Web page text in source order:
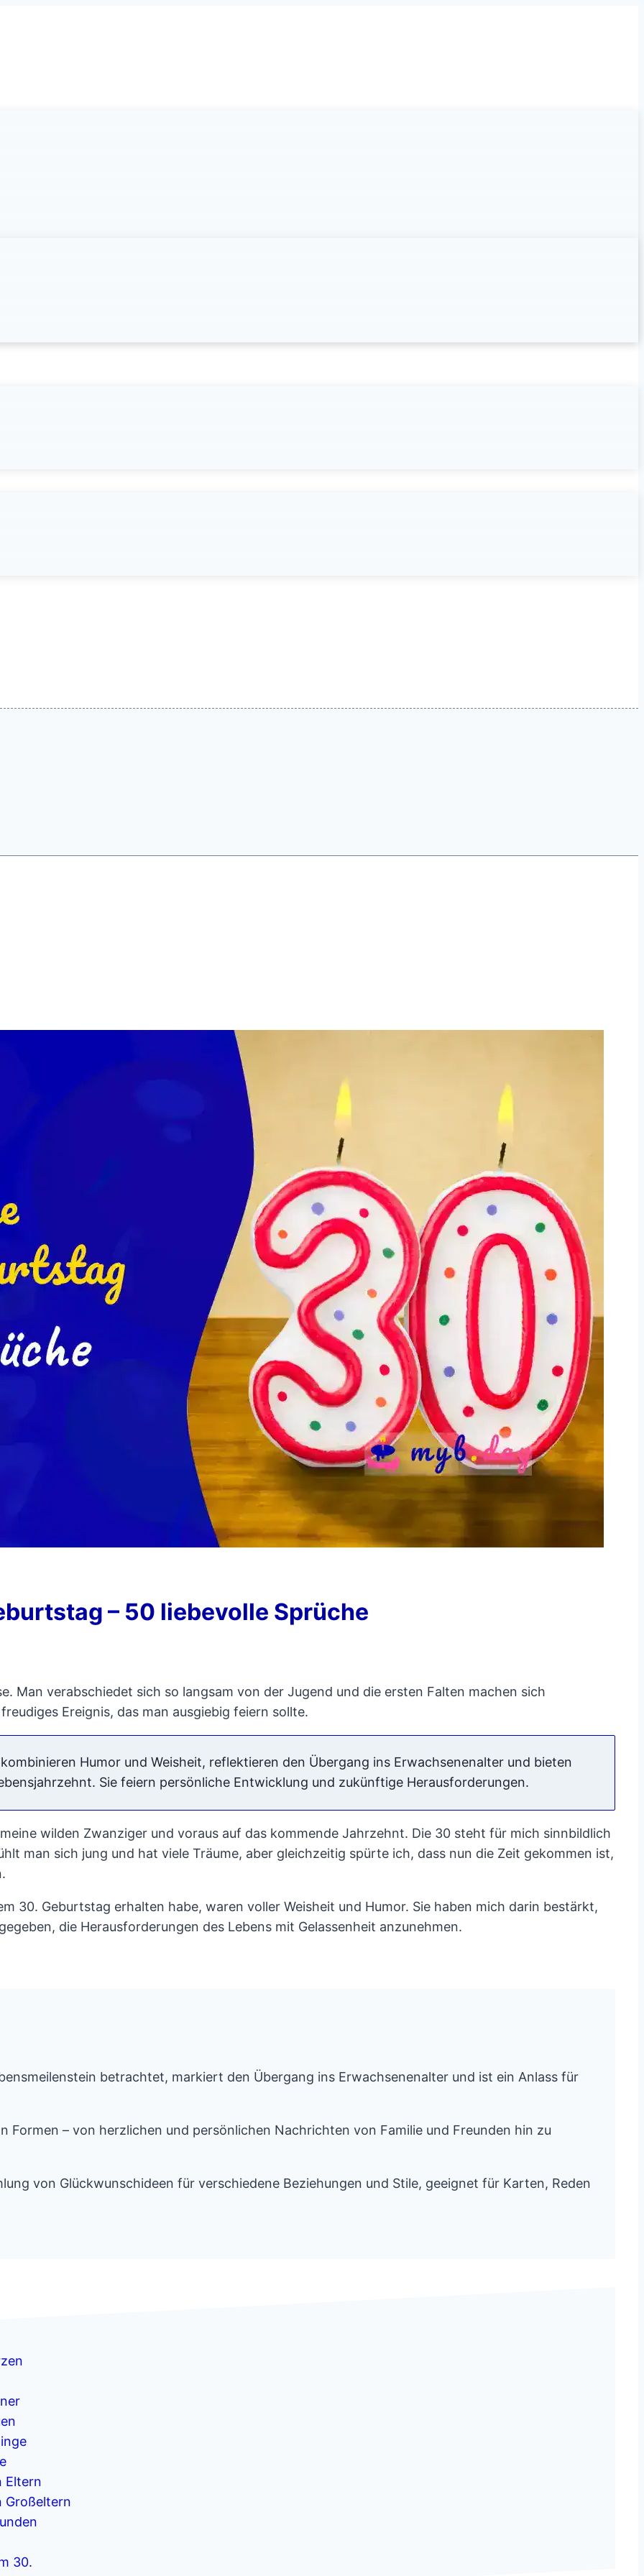
– 50 liebevolle Sprüche
Man verabschiedet sich so langsam von der Jugend und die ersten Falten machen sich
Ereignis, das man ausgiebig feiern sollte.
Humor und Weisheit, reflektieren den Übergang ins Erwachsenenalter und bieten
Sie feiern persönliche Entwicklung und zukünftige Herausforderungen.
wilden Zwanziger und voraus auf das kommende Jahrzehnt. Die 30 steht für mich sinnbildlich
man sich jung und hat viele Träume, aber gleichzeitig spürte ich, dass nun die Zeit gekommen ist,
30. Geburtstag erhalten habe, waren voller Weisheit und Humor. Sie haben mich darin bestärkt,
die Herausforderungen des Lebens mit Gelassenheit anzunehmen.
betrachtet, markiert den Übergang ins Erwachsenenalter und ist ein Anlass für
Formen – von herzlichen und persönlichen Nachrichten von Familie und Freunden hin zu
von Glückwunschideen für verschiedene Beziehungen und Stile, geeignet für Karten, Reden
Eltern
Großeltern
30.